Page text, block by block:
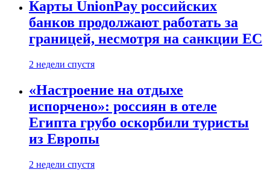
Карты UnionPay российских
банков продолжают работать за
границей, несмотря на санкции ЕС
2 недели спустя
«Настроение на отдыхе
испорчено»: россиян в отеле
Египта грубо оскорбили туристы
из Европы
2 недели спустя